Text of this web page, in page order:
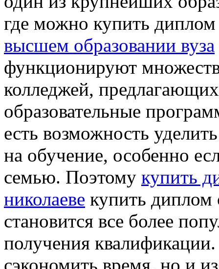
где можно купить
высшем образовании вуза
функционируют
колледжей,
образовательные
есть возможность
на обучение, особенно
семью. Поэтому купить
николаеве купить диплом
становится все более
получения
сэкономить время, но и